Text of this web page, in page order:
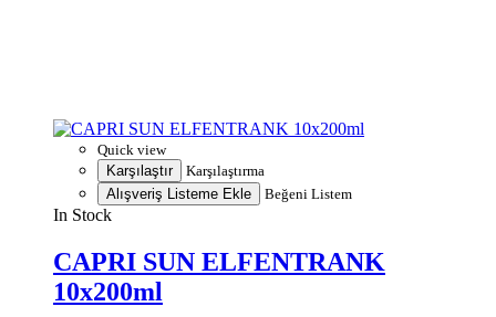
Quick view
Karşılaştır
Karşılaştırma
Alışveriş Listeme Ekle
Beğeni Listem
In Stock
CAPRI SUN ELFENTRANK
10x200ml